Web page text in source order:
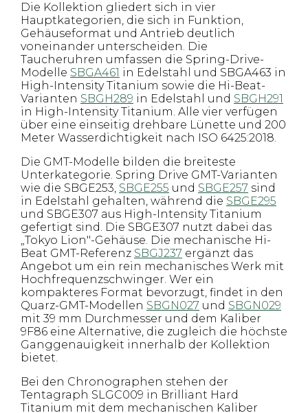
Die Kollektion gliedert sich in vier
Hauptkategorien, die sich in Funktion,
Gehäuseformat und Antrieb deutlich
voneinander unterscheiden. Die
Taucheruhren umfassen die Spring-Drive-
Modelle SBGA461 in Edelstahl und SBGA463 in
High-Intensity Titanium sowie die Hi-Beat-
Varianten SBGH289 in Edelstahl und SBGH291
in High-Intensity Titanium. Alle vier verfügen
über eine einseitig drehbare Lünette und 200
Meter Wasserdichtigkeit nach ISO 6425:2018.
Die GMT-Modelle bilden die breiteste
Unterkategorie. Spring Drive GMT-Varianten
wie die SBGE253, SBGE255 und SBGE257 sind
in Edelstahl gehalten, während die SBGE295
und SBGE307 aus High-Intensity Titanium
gefertigt sind. Die SBGE307 nutzt dabei das
„Tokyo Lion"-Gehäuse. Die mechanische Hi-
Beat GMT-Referenz SBGJ237 ergänzt das
Angebot um ein rein mechanisches Werk mit
Hochfrequenzschwinger. Wer ein
kompakteres Format bevorzugt, findet in den
Quarz-GMT-Modellen SBGN027 und SBGN029
mit 39 mm Durchmesser und dem Kaliber
9F86 eine Alternative, die zugleich die höchste
Ganggenauigkeit innerhalb der Kollektion
bietet.
Bei den Chronographen stehen der
Tentagraph SLGC009 in Brilliant Hard
Titanium mit dem mechanischen Kaliber